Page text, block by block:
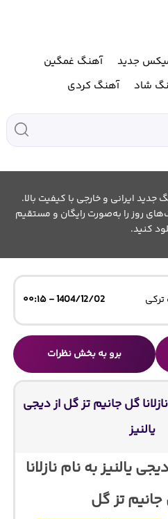
جدید
آهنگ غمگین
شاد آهنگ کردی
ایرانی و خارجی با کیفیت بالا.
روز را به‌صورت رایگان و مستقیم
کنید.
1404/12/02 - ۰۰:۱۵
برو به بخش نظرات
گل جانیم تز گل از دیجی
یالنیز
یالنیز به نام نازلانا
جانیم تز گل